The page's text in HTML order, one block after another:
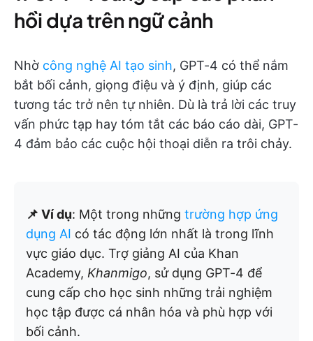
hồi dựa trên ngữ cảnh
Nhờ công nghệ AI tạo sinh, GPT-4 có thể nắm
bắt bối cảnh, giọng điệu và ý định, giúp các
tương tác trở nên tự nhiên. Dù là trả lời các truy
vấn phức tạp hay tóm tắt các báo cáo dài, GPT-
4 đảm bảo các cuộc hội thoại diễn ra trôi chảy.
📌 Ví dụ: Một trong những trường hợp ứng
dụng AI có tác động lớn nhất là trong lĩnh
vực giáo dục. Trợ giảng AI của Khan
Academy, Khanmigo, sử dụng GPT-4 để
cung cấp cho học sinh những trải nghiệm
học tập được cá nhân hóa và phù hợp với
bối cảnh.